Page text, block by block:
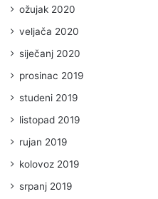
ožujak 2020
veljača 2020
siječanj 2020
prosinac 2019
studeni 2019
listopad 2019
rujan 2019
kolovoz 2019
srpanj 2019